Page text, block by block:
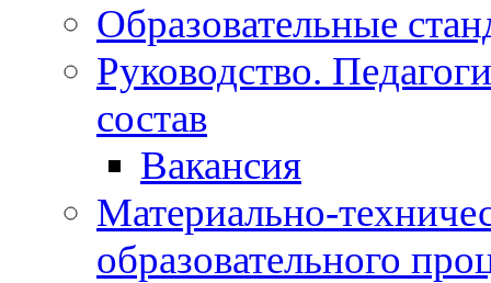
Образовательные
Руководство.
состав
Вакансия
Материально-
образовательного